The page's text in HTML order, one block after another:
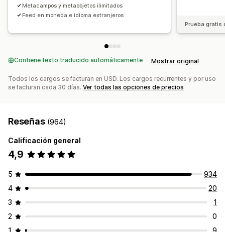
Múltiples formatos
Metacampos y metaobjetos ilimitados
Feed en moneda e idioma extranjeros
Prueba gratis
Contiene texto traducido automáticamente Mostrar original
Todos los cargos se facturan en USD. Los cargos recurrentes y por uso
se facturan cada 30 días. Ver todas las opciones de precios
Reseñas (964)
Calificación general
4,9
5
934
4
20
3
1
2
0
1
9